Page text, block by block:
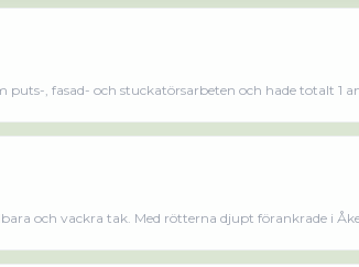
puts-, fasad- och stuckatörsarbeten och hade totalt 1
och vackra tak. Med rötterna djupt förankrade i
Vår resa började med en enkel idé om att